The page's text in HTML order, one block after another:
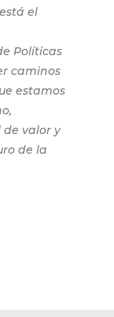
el
Políticas
caminos
estamos
valor y
de la